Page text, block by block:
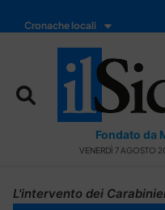
Cronache locali
Fondato da
VENERDÌ 7 AGOSTO
L'intervento dei